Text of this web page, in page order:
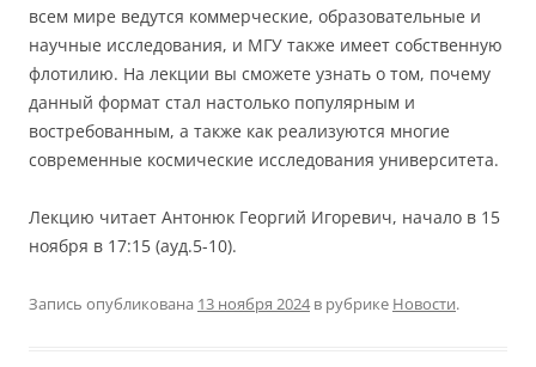
всем мире ведутся коммерческие, образовательные и
научные исследования, и МГУ также имеет собственную
флотилию. На лекции вы сможете узнать о том, почему
данный формат стал настолько популярным и
востребованным, а также как реализуются многие
современные космические исследования университета.
Лекцию читает Антонюк Георгий Игоревич, начало в 15
ноября в 17:15 (ауд.5-10).
Запись опубликована 13 ноября 2024в рубрике Новости.